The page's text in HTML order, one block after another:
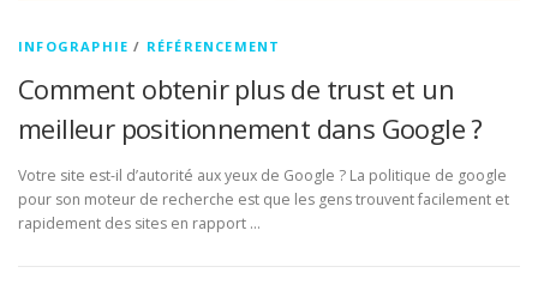
INFOGRAPHIE / RÉFÉRENCEMENT
Comment obtenir plus de trust et un
meilleur positionnement dans Google ?
Votre site est-il d’autorité aux yeux de Google ? La politique de google
pour son moteur de recherche est que les gens trouvent facilement et
rapidement des sites en rapport …